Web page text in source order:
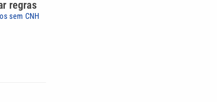
regras
sem CNH